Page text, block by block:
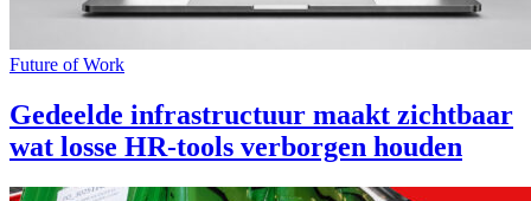
Future of Work
Gedeelde infrastructuur maakt zichtbaar
wat losse HR-tools verborgen houden